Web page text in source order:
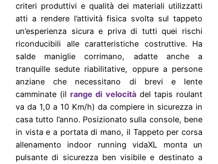
criteri produttivi e qualità dei materiali utilizzatti
atti a rendere l’attività fisica svolta sul tappeto
un’esperienza sicura e priva di tutti quei rischi
riconducibili alle caratteristiche costruttive. Ha
salde maniglie corrimano, adatte anche a
tranquille sedute riabilitative, oppure a persone
anziane che necessitano di brevi e lente
camminate (il range di velocitàdel tapis roulant
va da 1,0 a 10 Km/h) da compiere in sicurezza in
casa tutto l’anno. Posizionato sulla console, bene
in vista e a portata di mano, il Tappeto per corsa
allenamento indoor running vidaXL monta un
pulsante di sicurezza ben visibile e destinato a